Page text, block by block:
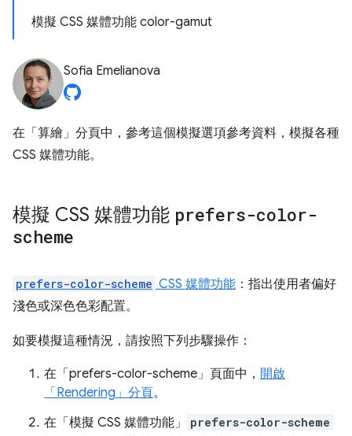
模擬 CSS 媒體功能 color-gamut
Sofia Emelianova
在「算繪」 分頁中，參考這個模擬選項參考資料，模擬各種
CSS 媒體功能。
模擬 CSS 媒體功能 prefers-color-
scheme
prefers-color-scheme CSS 媒體功能 ：指出使用者偏好
淺色或深色色彩配置。
如要模擬這種情況，請按照下列步驟操作：
在「prefers-color-scheme」 頁面中， 開啟
「Rendering」 分頁。
在「模擬 CSS 媒體功能」
prefers-color-scheme